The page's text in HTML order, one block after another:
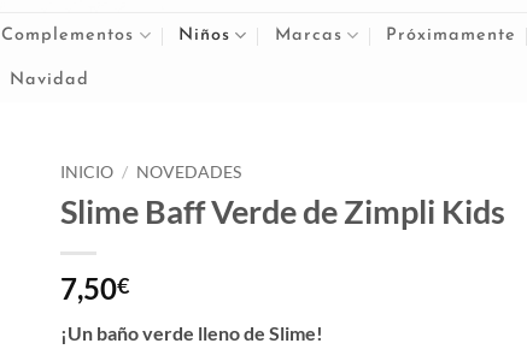
Complementos Niños Marcas Próximamente
Navidad
INICIO / NOVEDADES
Slime Baff Verde de Zimpli Kids
7,50€
¡Un baño verde lleno de Slime!